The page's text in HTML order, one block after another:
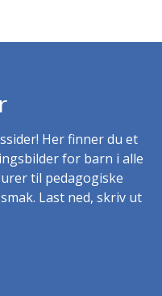
Her finner du et
for barn i alle
til pedagogiske
Last ned, skriv ut